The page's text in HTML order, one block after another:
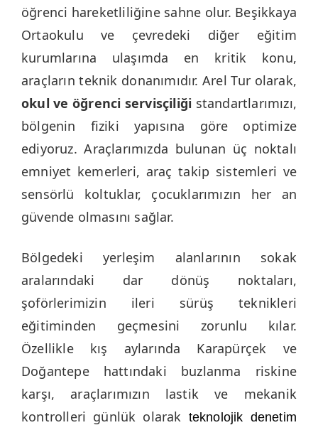
öğrenci hareketliliğine sahne olur. Beşikkaya
Ortaokulu ve çevredeki diğer eğitim
kurumlarına ulaşımda en kritik konu,
araçların teknik donanımıdır. Arel Tur olarak,
okul ve öğrenci servisçiliği standartlarımızı,
bölgenin fiziki yapısına göre optimize
ediyoruz. Araçlarımızda bulunan üç noktalı
emniyet kemerleri, araç takip sistemleri ve
sensörlü koltuklar, çocuklarımızın her an
güvende olmasını sağlar.
Bölgedeki yerleşim alanlarının sokak
aralarındaki dar dönüş noktaları,
şoförlerimizin ileri sürüş teknikleri
eğitiminden geçmesini zorunlu kılar.
Özellikle kış aylarında Karapürçek ve
Doğantepe hattındaki buzlanma riskine
karşı, araçlarımızın lastik ve mekanik
kontrolleri günlük olarak teknolojik denetim